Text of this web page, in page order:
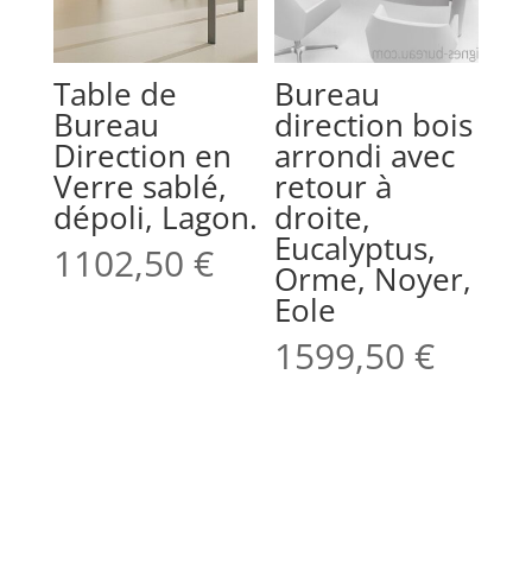
Table de
Bureau
Direction en
Verre sablé,
dépoli, Lagon.
1102,50 €
Bureau
direction bois
arrondi avec
retour à
droite,
Eucalyptus,
Orme, Noyer,
Eole
1599,50€